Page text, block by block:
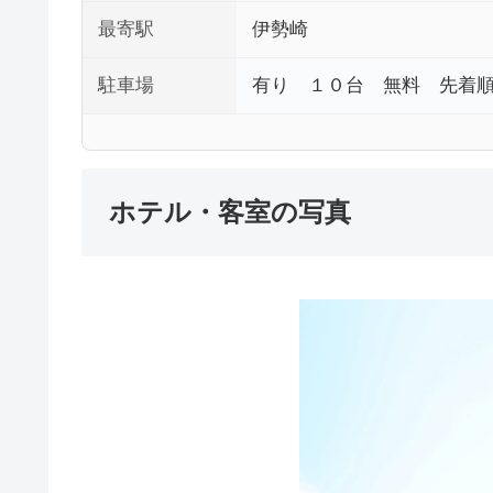
最寄駅 伊勢崎
駐車場 有り １０台 無料 先着
ホテル・客室の写真